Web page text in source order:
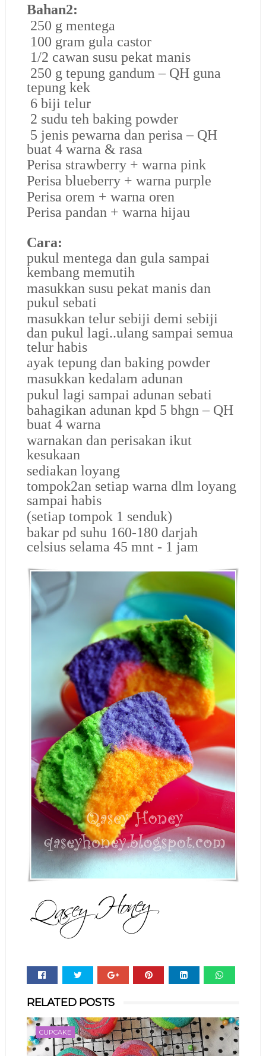
Bahan2:
250 g mentega
100 gram gula castor
1/2 cawan susu pekat manis
250 g tepung gandum – QH guna
tepung kek
6 biji telur
2 sudu teh baking powder
5 jenis pewarna dan perisa – QH
buat 4 warna & rasa
Perisa strawberry + warna pink
Perisa blueberry + warna purple
Perisa orem + warna oren
Perisa pandan + warna hijau
Cara:
pukul mentega dan gula sampai
kembang memutih
masukkan susu pekat manisdan
pukul sebati
masukkan telur sebiji demi sebiji
dan pukul lagi..ulang sampai semua
telur habis
ayak tepung dan baking powder
masukkan kedalam adunan
pukul lagi sampai adunan sebati
bahagikan adunan kpd 5 bhgn – QH
buat 4 warna
warnakan dan perisakan ikut
kesukaan
sediakan loyang
tompok2an setiap warna dlm loyang
sampai habis
(setiap tompok 1 senduk)
bakar pd suhu 160-180 darjah
celsius selama 45 mnt - 1 jam
RELATED POSTS
CUPCAKE